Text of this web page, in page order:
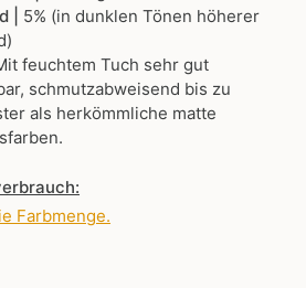
| 5% (in dunklen Tönen höherer
feuchtem Tuch sehr gut
schmutzabweisend bis zu
als herkömmliche matte
Farbmenge.